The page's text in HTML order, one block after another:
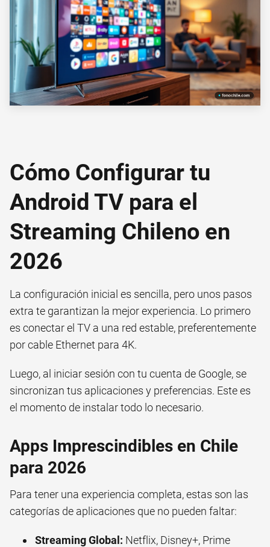
Cómo Configurar tu
Android TV para el
Streaming Chileno en
2026
La configuración inicial es sencilla, pero unos pasos
extra te garantizan la mejor experiencia. Lo primero
es conectar el TV a una red estable, preferentemente
por cable Ethernet para 4K.
Luego, al iniciar sesión con tu cuenta de Google, se
sincronizan tus aplicaciones y preferencias. Este es
el momento de instalar todo lo necesario.
Apps Imprescindibles en Chile
para 2026
Para tener una experiencia completa, estas son las
categorías de aplicaciones que no pueden faltar:
Streaming Global: Netflix, Disney+, Prime